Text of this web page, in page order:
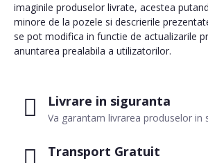
Livrare in siguranta
Va garantam livrarea produselor in
Transport Gratuit
imaginile produselor livrate, acestea
minore de la pozele si descrierile
se pot modifica in functie de actualizarile
anuntarea prealabila a utilizatorilor.